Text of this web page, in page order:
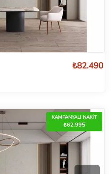
₺82.490
KAMPANYALI NAKİT
₺62.995